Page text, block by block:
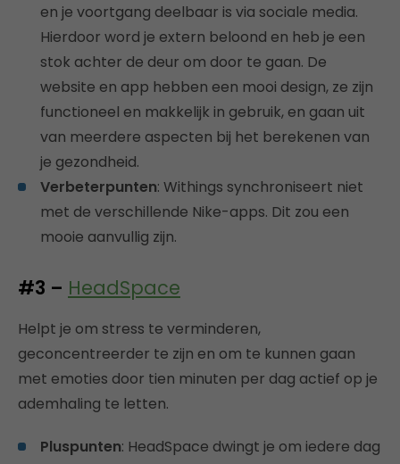
en je voortgang deelbaar is via sociale media.
Hierdoor word je extern beloond en heb je een
stok achter de deur om door te gaan. De
website en app hebben een mooi design, ze zijn
functioneel en makkelijk in gebruik, en gaan uit
van meerdere aspecten bij het berekenen van
je gezondheid.
Verbeterpunten: Withings synchroniseert niet
met de verschillende Nike-apps. Dit zou een
mooie aanvullig zijn.
#3 – HeadSpace
Helpt je om stress te verminderen,
geconcentreerder te zijn en om te kunnen gaan
met emoties door tien minuten per dag actief op je
ademhaling te letten.
Pluspunten: HeadSpace dwingt je om iedere dag